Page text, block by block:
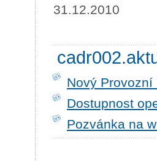
31.12.2010
Nový
Dostupnost
Pozvánka na